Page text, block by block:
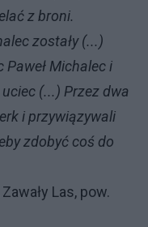
z broni.
zostały (...)
Michalec i
(...) Przez dwa
i przywiązywali
zdobyć coś do
Las, pow.